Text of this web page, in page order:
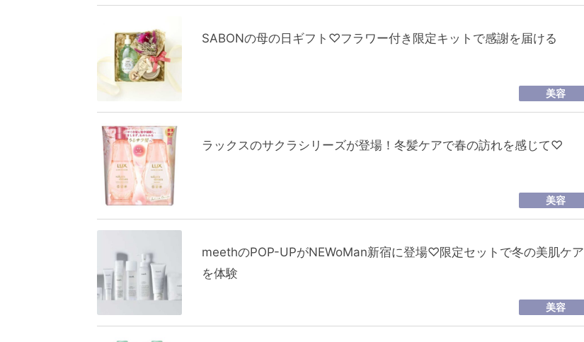
SABONの母の日ギフト♡フラワー付き限定キットで感謝を届ける
美容
ラックスのサクラシリーズが登場！冬髪ケアで春の訪れを感じて♡
美容
meethのPOP-UPがNEWoMan新宿に登場♡限定セットで冬の美肌ケア
を体験
美容